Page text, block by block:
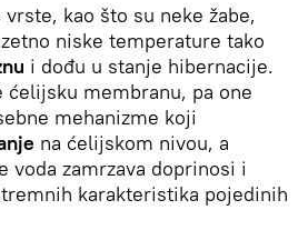
kao što su neke žabe,
niske temperature tako
i dođu u stanje hibernacije.
ćelijsku membranu, pa one
mehanizme koji
na ćelijskom nivou, a
voda zamrzava doprinosi i
karakteristika pojedinih